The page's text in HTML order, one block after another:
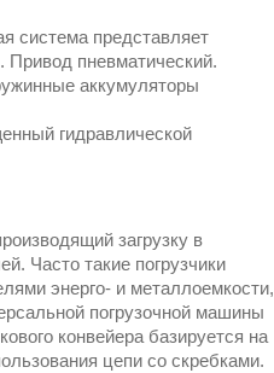
система представляет
пневматический.
аккумуляторы
гидравлической
загрузку в
Часто такие погрузчики
энерго- и металлоемкости,
погрузочной машины
конвейера базируется на
цепи со скребками.